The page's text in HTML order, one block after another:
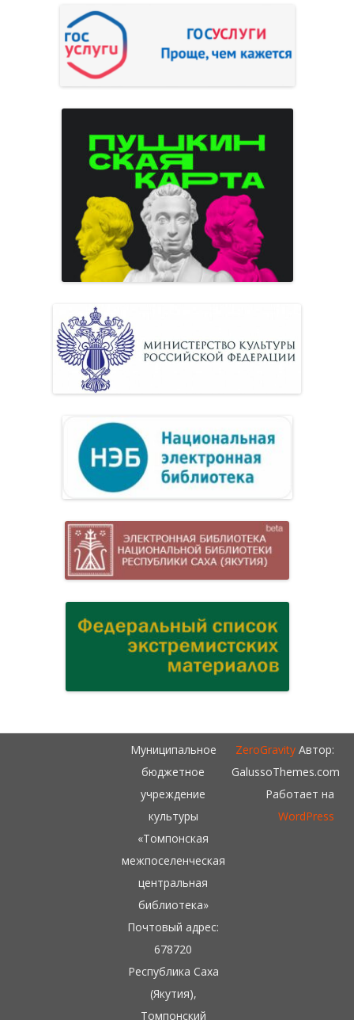
Муниципальное
бюджетное
учреждение
культуры
«Томпонская
межпоселенческая
центральная
библиотека»
Почтовый адрес:
678720
Республика Саха
(Якутия),
Томпонский
ZeroGravityАвтор:
GalussoThemes.com
Работает на
WordPress